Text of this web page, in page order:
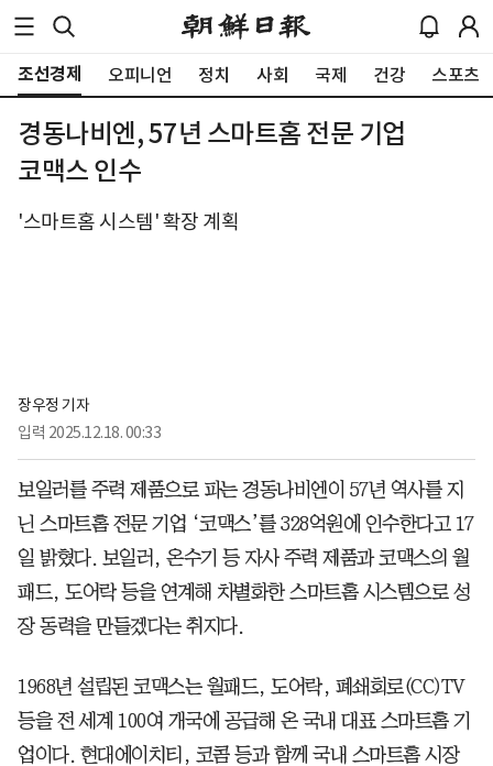
조선경제 오피니언 정치 사회 국제 건강 스포츠
경동나비엔, 57년 스마트홈 전문 기업
코맥스 인수
'스마트홈 시스템' 확장 계획
장우정 기자
입력 2025.12.18. 00:33
보일러를 주력 제품으로 파는 경동나비엔이 57년 역사를 지
닌 스마트홈 전문 기업 ‘코맥스’를 328억원에 인수한다고 17
일 밝혔다. 보일러, 온수기 등 자사 주력 제품과 코맥스의 월
패드, 도어락 등을 연계해 차별화한 스마트홈 시스템으로 성
장 동력을 만들겠다는 취지다.
1968년 설립된 코맥스는 월패드, 도어락, 폐쇄회로(CC)TV
등을 전 세계 100여 개국에 공급해 온 국내 대표 스마트홈 기
업이다. 현대에이치티, 코콤 등과 함께 국내 스마트홈 시장